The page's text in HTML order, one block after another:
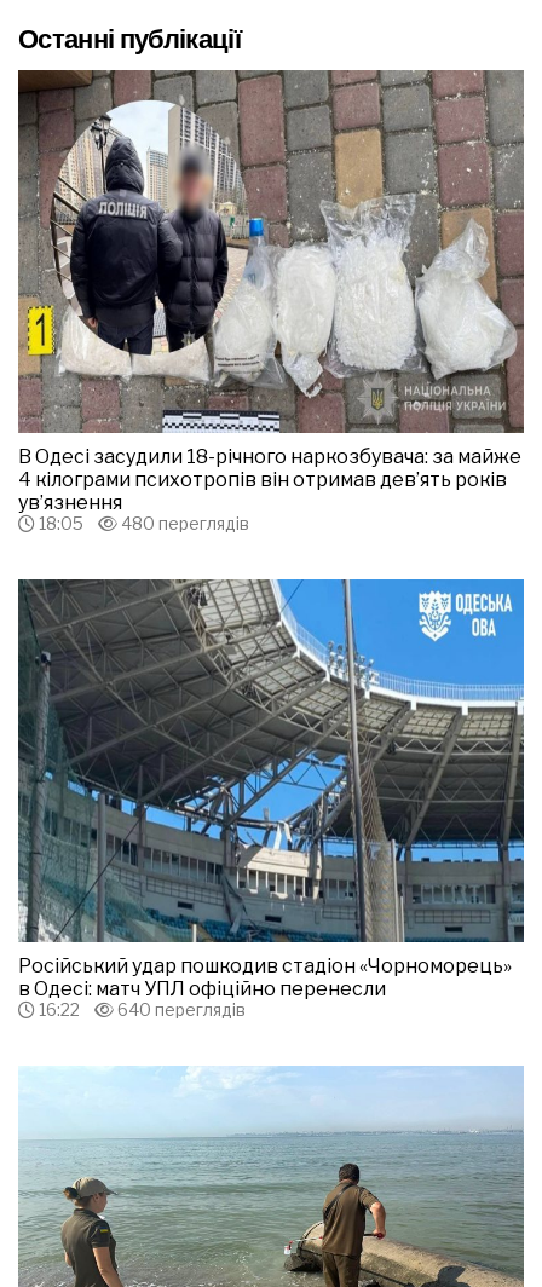
Останні публікації
В Одесі засудили 18-річного наркозбувача: за майже
4 кілограми психотропів він отримав дев’ять років
ув’язнення
18:05 480 переглядів
Російський удар пошкодив стадіон «Чорноморець»
в Одесі: матч УПЛ офіційно перенесли
16:22 640 переглядів